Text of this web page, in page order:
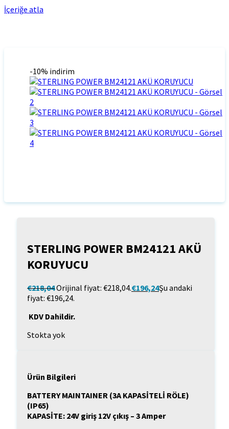
İçeriğe atla
-10% indirim
STERLING POWER BM24121 AKÜ
KORUYUCU
€218,04Orijinal fiyat: €218,04.€196,24Şu andaki
fiyat: €196,24.
KDV Dahildir.
Stokta yok
Ürün Bilgileri
BATTERY MAINTAINER (3A KAPASİTELİ RÖLE)
(IP65)
KAPASİTE: 24V giriş 12V çıkış – 3 Amper